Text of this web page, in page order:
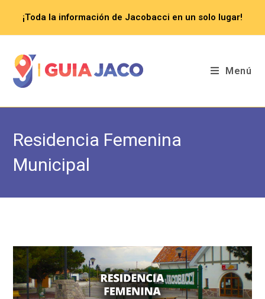
contenido
¡Toda la información de Jacobacci en un solo lugar!
Menú
Residencia Femenina
Municipal